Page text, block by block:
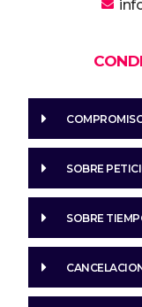
SOBRE
SOBRE